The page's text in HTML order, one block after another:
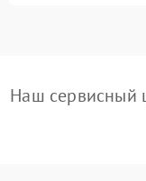
Наш сервисный